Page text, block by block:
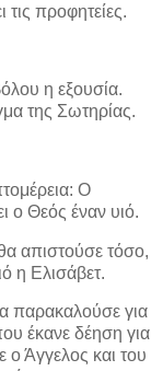
προφητείες.
η εξουσία.
της Σωτηρίας.
Ο
ο Θεός έναν υιό.
απιστούσε τόσο,
η Ελισάβετ.
παρακαλούσε για
έκανε δέηση για
ο Άγγελος και του